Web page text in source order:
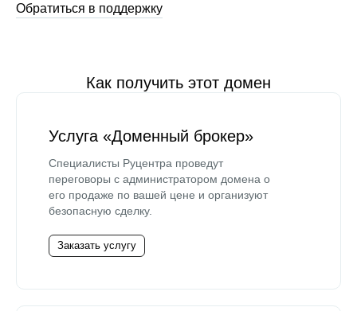
Обратиться в поддержку
Как получить этот домен
Услуга «Доменный брокер»
Специалисты Руцентра проведут
переговоры с администратором домена о
его продаже по вашей цене и организуют
безопасную сделку.
Заказать услугу